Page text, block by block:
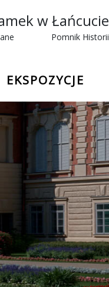
w Łańcucie
Pomnik Historii
EKSPOZYCJE